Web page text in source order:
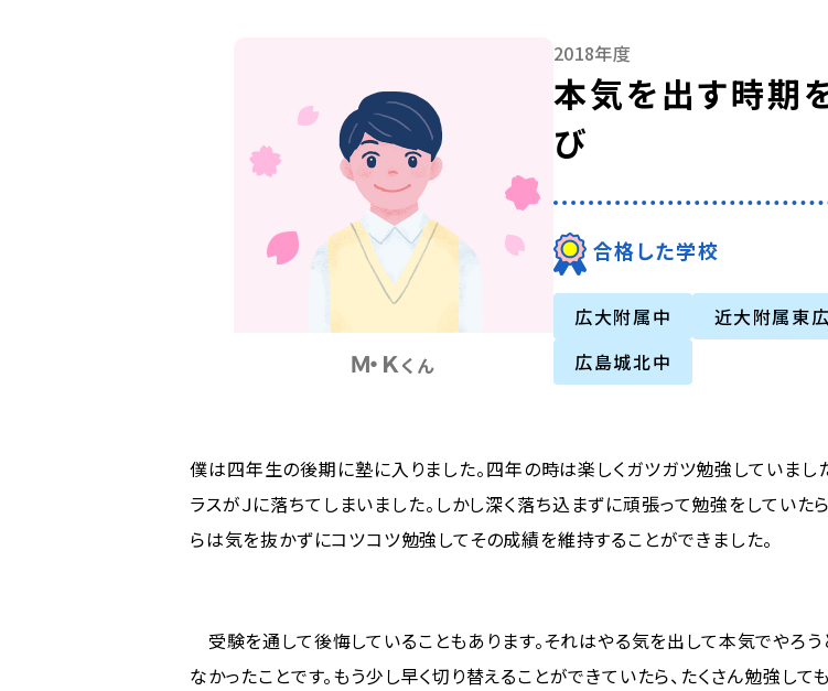
Ｍ・Ｋくん
2018年度
本気を出す時期
び
合格した学校
広大附属中 近大附属東
広島城北中
僕は四年生の後期に塾に入りました。四年の時は楽しくガツガツ勉強していまし
ラスがＪに落ちてしまいました。しかし深く落ち込まずに頑張って勉強をしていた
らは気を抜かずにコツコツ勉強してその成績を維持することができました。
受験を通して後悔していることもあります。それはやる気を出して本気でやろ
なかったことです。もう少し早く切り替えることができていたら、たくさん勉強し